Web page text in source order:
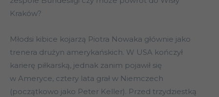
Kraków?
Młodsi kibice kojarzą Piotra Nowaka głównie jako
trenera drużyn amerykańskich. W USA kończył
karierę piłkarską, jednak zanim pojawił się
w Ameryce, cztery lata grał w Niemczech
(początkowo jako Peter Keller). Przed trzydziestką